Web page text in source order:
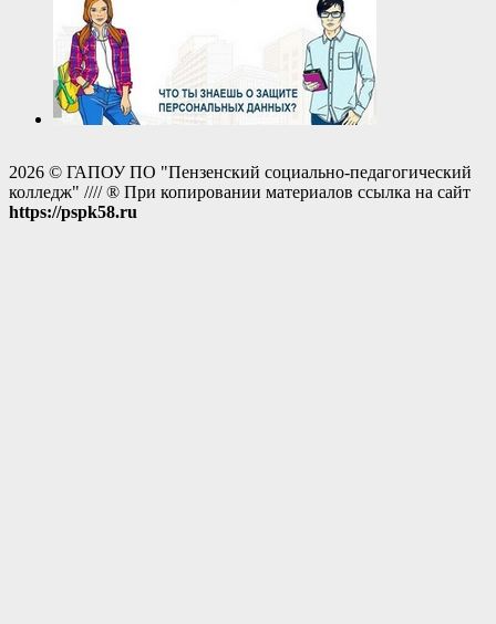
2026 © ГАПОУ ПО "Пензенский социально-педагогический
колледж" //// ® При копировании материалов ссылка на сайт
https://pspk58.ru